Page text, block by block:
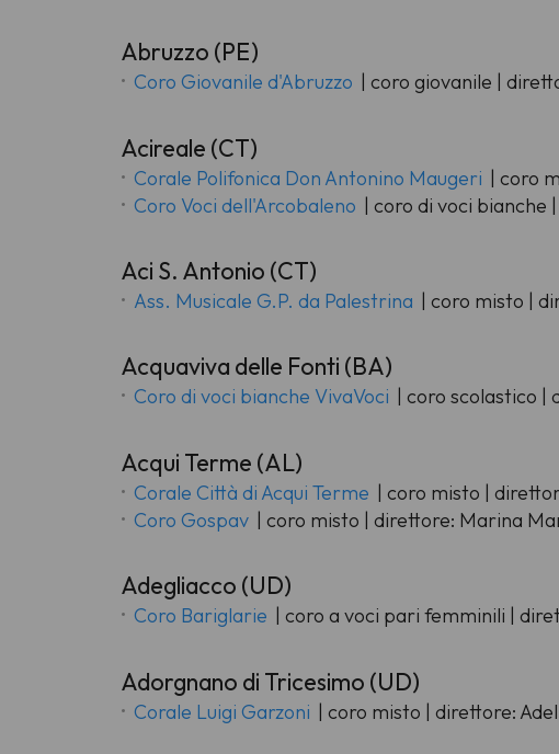
Abruzzo (PE)
Coro Giovanile d'Abruzzo | coro giovanile |
Acireale (CT)
Corale Polifonica Don Antonino Maugeri | coro
Coro Voci dell'Arcobaleno | coro di voci bianche
Aci S. Antonio (CT)
Ass. Musicale G.P. da Palestrina | coro misto |
Acquaviva delle Fonti (BA)
Coro di voci bianche VivaVoci | coro scolastico |
Acqui Terme (AL)
Corale Città di Acqui Terme | coro misto |
Coro Gospav | coro misto | direttore: Marina
Adegliacco (UD)
Coro Bariglarie | coro a voci pari femminili |
Adorgnano di Tricesimo (UD)
Corale Luigi Garzoni | coro misto | direttore: